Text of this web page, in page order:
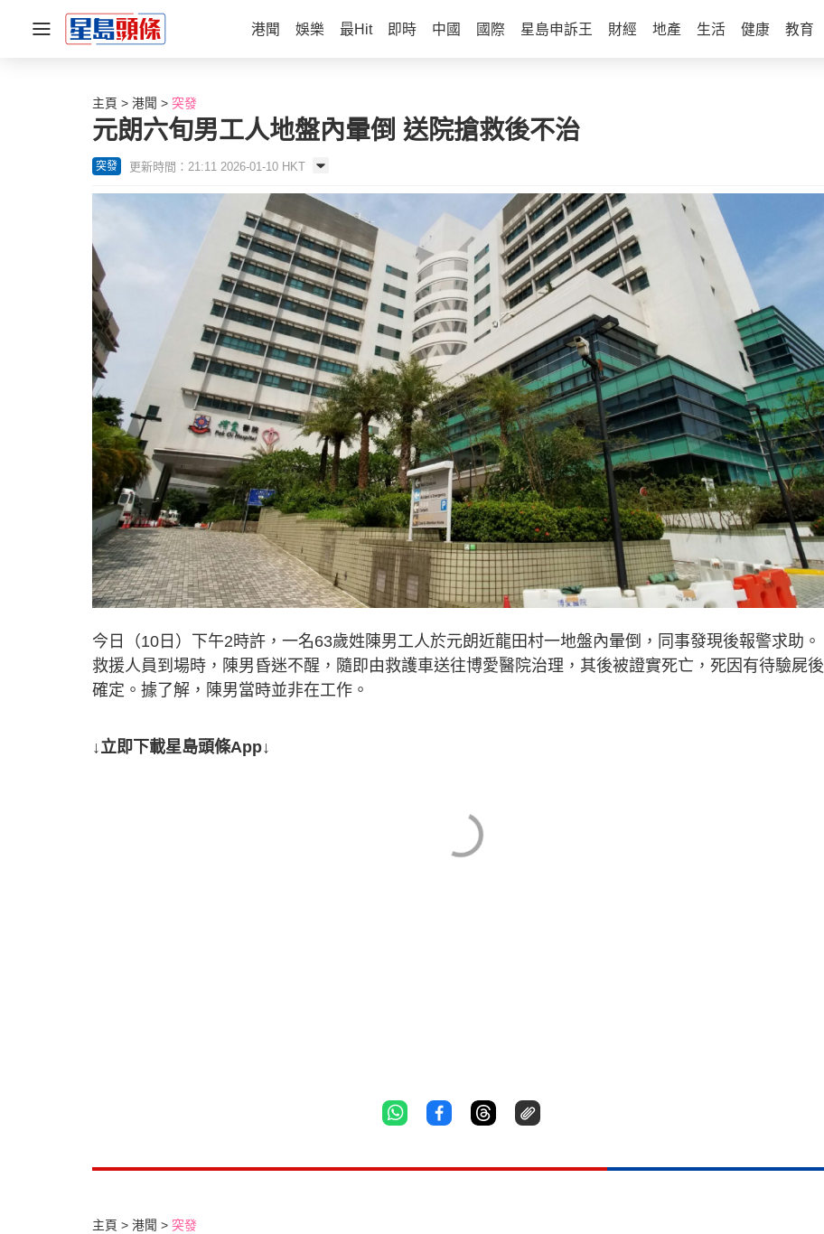
港聞 娛樂 最Hit 即時 中國 國際 星島申訴王 財經 地產 生活 健康 教育
主頁 港聞 突發
元朗六旬男工人地盤內暈倒 送院搶救後不治
突發 更新時間：21:11 2026-01-10 HKT
今日（10日）下午2時許，一名63歲姓陳男工人於元朗近龍田村一地盤內暈倒，同事發現後報警求助。
救援人員到場時，陳男昏迷不醒，隨即由救護車送往博愛醫院治理，其後被證實死亡，死因有待驗屍後
確定。據了解，陳男當時並非在工作。
↓立即下載星島頭條App↓
主頁 港聞 突發